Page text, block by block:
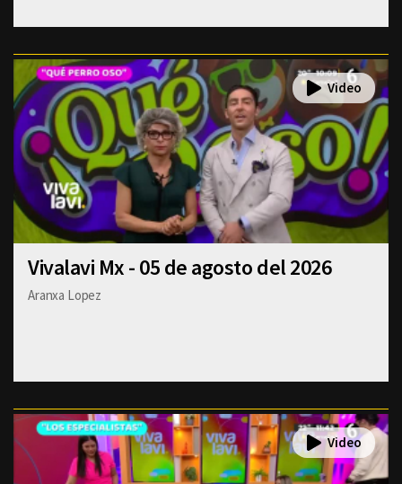
Vivalavi Mx - 05 de agosto del 2026
Aranxa Lopez